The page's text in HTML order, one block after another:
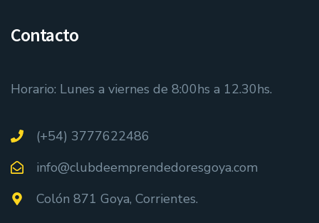
Contacto
Horario: Lunes a viernes de 8:00hs a 12.30hs.
(+54) 3777622486
info@clubdeemprendedoresgoya.com
Colón 871 Goya, Corrientes.